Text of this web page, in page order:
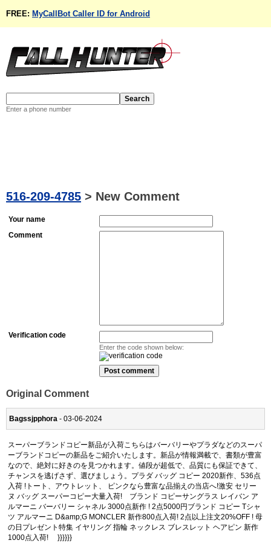
FREE: MyCallBot Caller ID for Android
Enter a phone number
516-209-4785 > New Comment
Your name
Comment
Verification code
Enter the code shown below:
Original Comment
Bagssjpphora - 03-06-2024
スーパーブランドコピー新品が入荷こちらはバーバリーやプラダなどのスーパ
ーブランドコピーの新品をご紹介いたします。新品が情報満載で、書類が豊富
なので、絶対に好きのを見つかれます。値段が超低で、品質にも保証できて、
チャンスを逃げさず、選びましょう。プラダ バッグ コピー 2020新作、536点
入荷 !トート、アウトレット、 ピンクなら豊富な品揃えの当店へ!激安 セリー
ヌ バッグ スーパーコピー大量入荷! ブランド コピーサングラス レイバン ア
ルマーニ バーバリー シャネル 3000点新作 ! 2点5000円ブランド コピー Tシャ
ツ アルマーニ D&amp;G MONCLER 新作800点入荷! 2点以上注文20%OFF ! 母
の日プレゼント特集 イヤリング 指輪 ネックレス ブレスレット ヘアピン 新作
1000点入荷! }}}}}}